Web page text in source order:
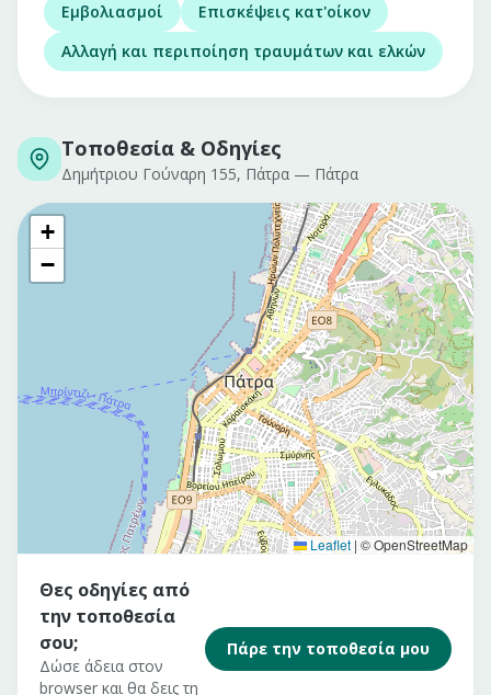
Εμβολιασμοί
Επισκέψεις κατ'οίκον
Αλλαγή και περιποίηση τραυμάτων και ελκών
Τοποθεσία & Οδηγίες
Δημήτριου Γούναρη 155, Πάτρα — Πάτρα
+
−
Leaflet | © OpenStreetMap
Θες οδηγίες από
την τοποθεσία
σου;
Δώσε άδεια στον
browser και θα δεις τη
Πάρε την τοποθεσία μου